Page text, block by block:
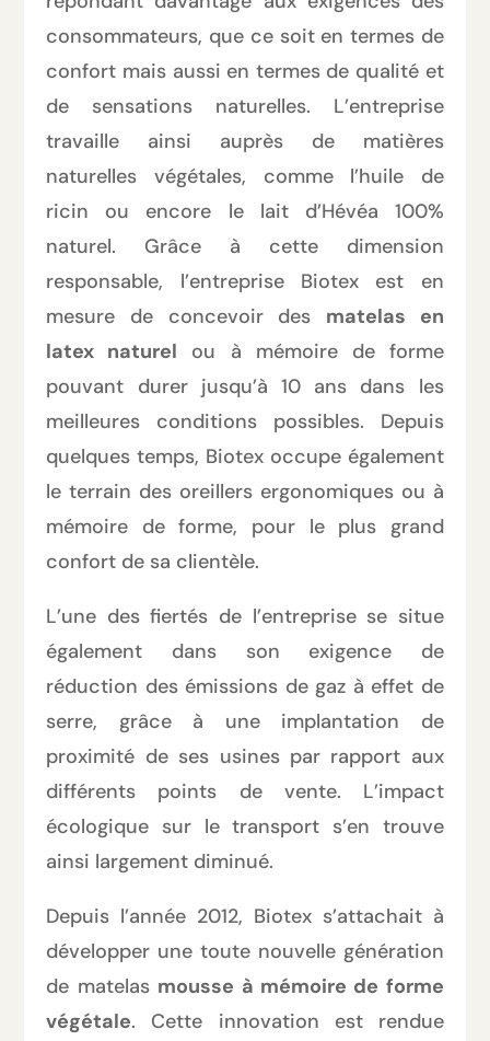
consommateurs, que ce soit en termes de
confort mais aussi en termes de qualité et
de sensations naturelles. L’entreprise
travaille ainsi auprès de matières
naturelles végétales, comme l’huile de
ricin ou encore le lait d’Hévéa 100%
naturel. Grâce à cette dimension
responsable, l’entreprise Biotex est en
mesure de concevoir des matelas en
latex naturel ou à mémoire de forme
pouvant durer jusqu’à 10 ans dans les
meilleures conditions possibles. Depuis
quelques temps, Biotex occupe également
le terrain des oreillers ergonomiques ou à
mémoire de forme, pour le plus grand
confort de sa clientèle.
L’une des fiertés de l’entreprise se situe
également dans son exigence de
réduction des émissions de gaz à effet de
serre, grâce à une implantation de
proximité de ses usines par rapport aux
différents points de vente. L’impact
écologique sur le transport s’en trouve
ainsi largement diminué.
Depuis l’année 2012, Biotex s’attachait à
développer une toute nouvelle génération
de matelas mousse à mémoire de forme
végétale. Cette innovation est rendue